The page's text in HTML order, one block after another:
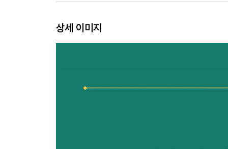
상세 이미지